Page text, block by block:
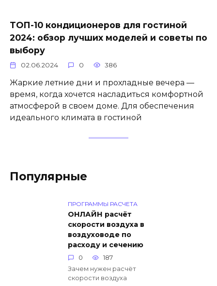
ТОП-10 кондиционеров для гостиной
2024: обзор лучших моделей и советы по
выбору
02.06.2024 0 386
Жаркие летние дни и прохладные вечера —
время, когда хочется насладиться комфортной
атмосферой в своем доме. Для обеспечения
идеального климата в гостиной
Популярные
ПРОГРАММЫ РАСЧЕТА
ОНЛАЙН расчёт
скорости воздуха в
воздуховоде по
расходу и сечению
0
187
Зачем нужен расчёт
скорости воздуха